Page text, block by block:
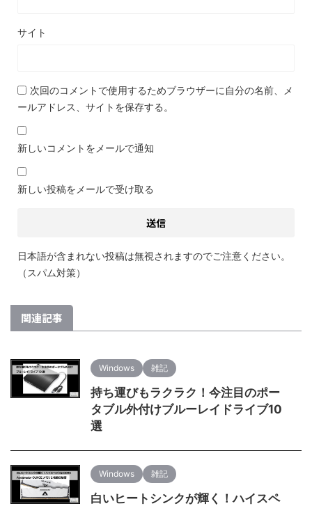
サイト
次回のコメントで使用するためブラウザーに自分の名前、メ
ールアドレス、サイトを保存する。
新しいコメントをメールで通知
新しい投稿をメールで受け取る
日本語が含まれない投稿は無視されますのでご注意ください。
（スパム対策）
関連記事
Windows 雑記
持ち運びもラクラク！今注目のポー
タブル外付けブルーレイドライブ10
選
Windows 雑記
白いヒートシンクが輝く！ハイスペ